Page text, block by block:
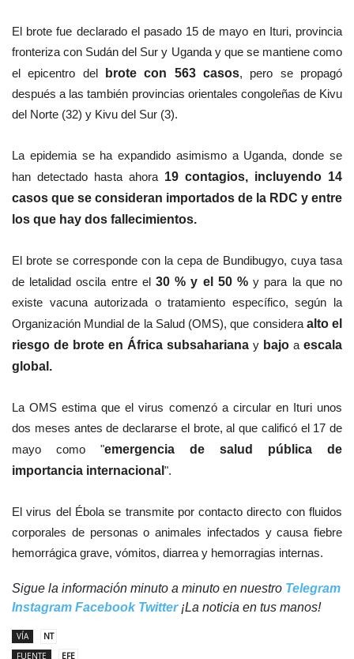
El brote fue declarado el pasado 15 de mayo en Ituri, provincia
fronteriza con Sudán del Sur y Uganda y que se mantiene como
el epicentro del
brote con 563 casos, pero se propagó
después a las también provincias orientales congoleñas de Kivu
del Norte (32) y Kivu del Sur (3).
La epidemia se ha expandido asimismo a Uganda, donde se
han detectado hasta ahora 19 contagios, incluyendo 14
casos que se consideran importados de la RDC y entre
los que hay dos fallecimientos.
El brote se corresponde con la cepa de Bundibugyo, cuya tasa
de letalidad oscila entre el30 % y el 50 % y para la que no
existe vacuna autorizada o tratamiento específico, según la
Organización Mundial de la Salud (OMS), que considera alto el
riesgo de brote en África subsahariana y bajo a escala
global.
La OMS estima que el virus comenzó a circular en Ituri unos
dos meses antes de declararse el brote, al que calificó el 17 de
mayo como "emergencia de salud pública de
importancia internacional ".
El virus del Ébola se transmite por contacto directo con fluidos
corporales de personas o animales infectados y causa fiebre
hemorrágica grave, vómitos, diarrea y hemorragias internas.
Sigue la información minuto a minuto en nuestro Telegram
Instagram Facebook Twitter¡La noticia en tus manos!
VÍA
NT
FUENTE
EFE